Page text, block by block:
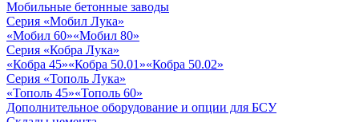
Мобильные бетонные заводы
Серия «Мобил Лука»
«Мобил 60»«Мобил 80»
Серия «Кобра Лука»
«Кобра 45»«Кобра 50.01»«Кобра 50.02»
Серия «Тополь Лука»
«Тополь 45»«Тополь 60»
Дополнительное оборудование и опции для БСУ